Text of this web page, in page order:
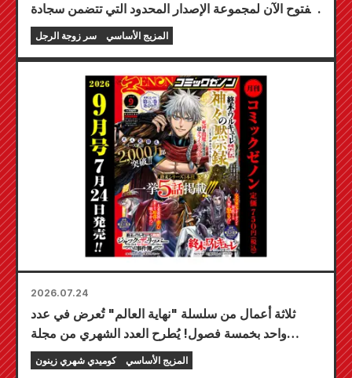
مفتوح الآن لمجموعة الإصدار المحدود التي تتضمن سجادة
لعب مميزة تحمل رسمًا رائعًا لشخصية فويوكي توجو
بريشة الفنان كودو! من المقرر إصدار المجلد السادس من
سر زوجة الرجل المزيج الأساسي
2026.07.24
ثلاثة أعمال من سلسلة "نهاية العالم" تُعرض في عدد
واحد بخمسة فصول! يُطرح العدد الشهري من مجلة
كوميدي شهري زينون المزيج الأساسي